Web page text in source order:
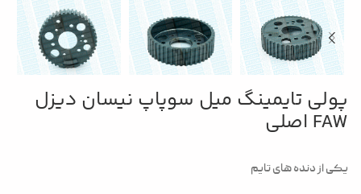
پولی تایمینگ میل سوپاپ نیسان دیزل
FAW اصلی
یکی از دنده های تایم